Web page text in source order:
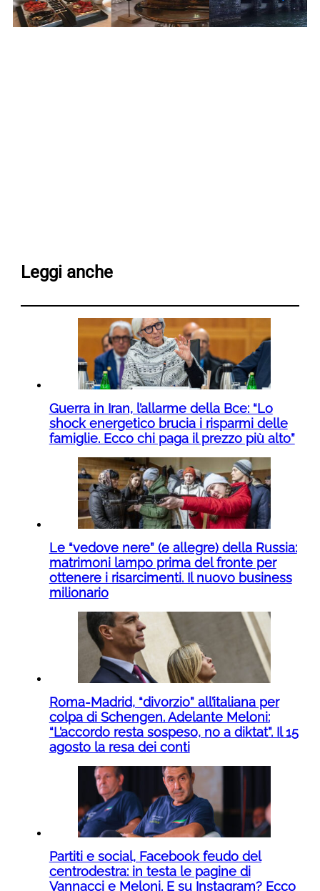
Leggi anche
Guerra in Iran, l’allarme della Bce: “Lo
shock energetico brucia i risparmi delle
famiglie. Ecco chi paga il prezzo più alto”
Le “vedove nere” (e allegre) della Russia:
matrimoni lampo prima del fronte per
ottenere i risarcimenti. Il nuovo business
milionario
Roma-Madrid, “divorzio” all’italiana per
colpa di Schengen. Adelante Meloni:
“L’accordo resta sospeso, no a diktat”. Il 15
agosto la resa dei conti
Partiti e social, Facebook feudo del
centrodestra: in testa le pagine di
Vannacci e Meloni. E su Instagram? Ecco